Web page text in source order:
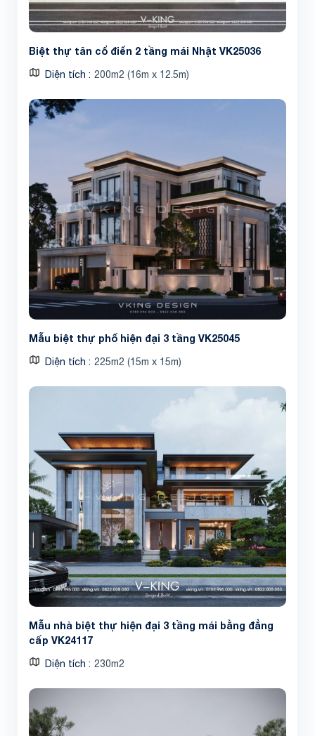
Biệt thự tân cổ điển 2 tầng mái Nhật VK25036
Diện tích 200m2 (16m x 12.5m)
Mẫu biệt thự phố hiện đại 3 tầng VK25045
Diện tích 225m2 (15m x 15m)
Mẫu nhà biệt thự hiện đại 3 tầng mái bằng đẳng
cấp VK24117
Diện tích 230m2